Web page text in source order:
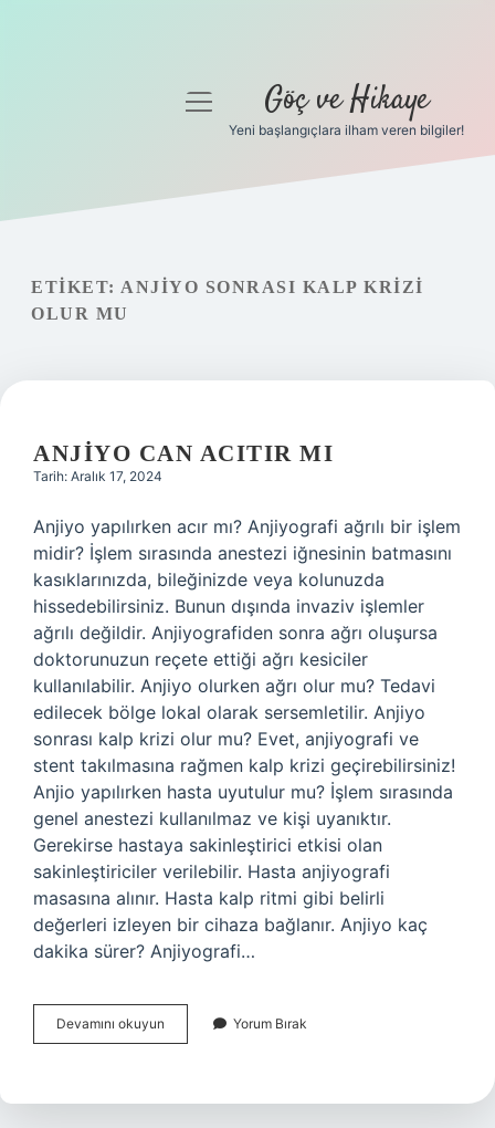
Gizlilik Politikası
Hakkımızda
menüyü
Göç ve Hikaye
Yeni başlangıçlara ilham veren bilgiler!
ETIKET: ANJIYO SONRASI KALP KRIZI
OLUR MU
ANJIYO CAN ACITIR MI
Tarih: Aralık 17, 2024
Anjiyo yapılırken acır mı? Anjiyografi ağrılı bir işlem
midir? İşlem sırasında anestezi iğnesinin batmasını
kasıklarınızda, bileğinizde veya kolunuzda
hissedebilirsiniz. Bunun dışında invaziv işlemler
ağrılı değildir. Anjiyografiden sonra ağrı oluşursa
doktorunuzun reçete ettiği ağrı kesiciler
kullanılabilir. Anjiyo olurken ağrı olur mu? Tedavi
edilecek bölge lokal olarak sersemletilir. Anjiyo
sonrası kalp krizi olur mu? Evet, anjiyografi ve
stent takılmasına rağmen kalp krizi geçirebilirsiniz!
Anjio yapılırken hasta uyutulur mu? İşlem sırasında
genel anestezi kullanılmaz ve kişi uyanıktır.
Gerekirse hastaya sakinleştirici etkisi olan
sakinleştiriciler verilebilir. Hasta anjiyografi
masasına alınır. Hasta kalp ritmi gibi belirli
değerleri izleyen bir cihaza bağlanır. Anjiyo kaç
dakika sürer? Anjiyografi…
Devamını okuyun
Can
Yorum Bırak